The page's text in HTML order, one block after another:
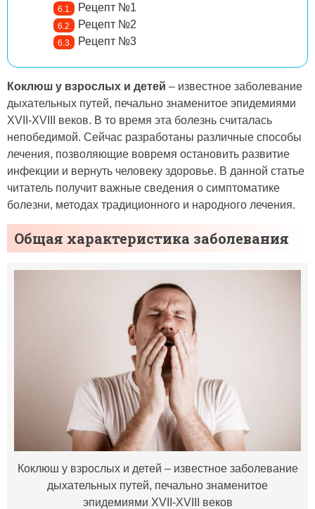
Рецепт №1
Рецепт №2
Рецепт №3
Коклюш у взрослых и детей – известное заболевание
дыхательных путей, печально знаменитое эпидемиями
XVII-XVIII веков. В то время эта болезнь считалась
непобедимой. Сейчас разработаны различные способы
лечения, позволяющие вовремя остановить развитие
инфекции и вернуть человеку здоровье. В данной статье
читатель получит важные сведения о симптоматике
болезни, методах традиционного и народного лечения.
Общая характеристика заболевания
Коклюш у взрослых и детей – известное заболевание
дыхательных путей, печально знаменитое
эпидемиями XVII-XVIII веков